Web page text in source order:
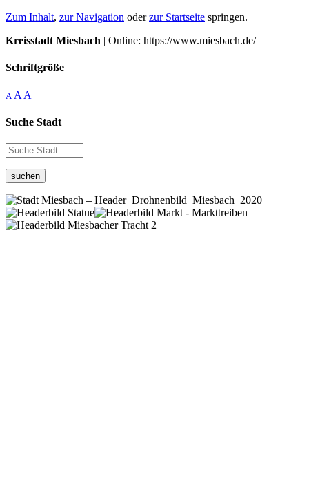
Zum Inhalt, zur Navigation oderzur Startseite springen.
Kreisstadt Miesbach | Online: https://www.miesbach.de/
Schriftgröße
A A A
Suche Stadt
suchen